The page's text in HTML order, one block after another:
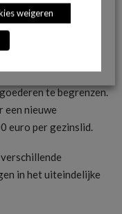
op de lijst
veel onduidelijkheden
niet duidelijk of
Ze haalden aan dat het
te begrenzen.
een nieuwe
euro per gezinslid.
in het uiteindelijke
weigeren